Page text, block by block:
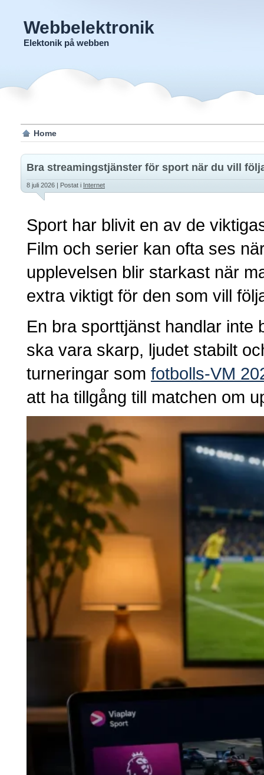
Webbelektronik
Elektonik på webben
Home
Bra streamingstjänster för sport när du vill
8 juli 2026 | Postat i Internet
Sport har blivit en av de
Film och serier kan ofta ses
upplevelsen blir starkast när
extra viktigt för den som vill
En bra sporttjänst handlar inte
ska vara skarp, ljudet stabilt
turneringar som fotbolls-VM
att ha tillgång till matchen om